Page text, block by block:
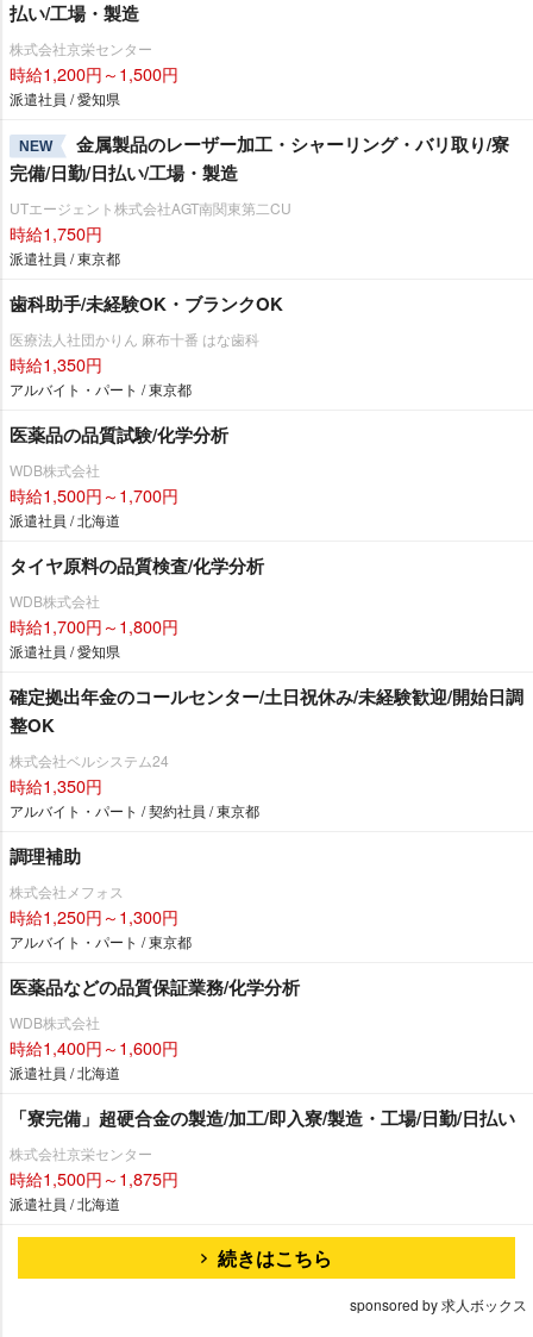
払い/工場・製造
株式会社京栄センター
時給1,200円～1,500円
派遣社員 / 愛知県
NEW
金属製品のレーザー加工・シャーリング・バリ取り/寮
完備/日勤/日払い/工場・製造
UTエージェント株式会社AGT南関東第二CU
時給1,750円
派遣社員 / 東京都
歯科助手/未経験OK・ブランクOK
医療法人社団かりん 麻布十番 はな歯科
時給1,350円
アルバイト・パート / 東京都
医薬品の品質試験/化学分析
WDB株式会社
時給1,500円～1,700円
派遣社員 / 北海道
タイヤ原料の品質検査/化学分析
WDB株式会社
時給1,700円～1,800円
派遣社員 / 愛知県
確定拠出年金のコールセンター/土日祝休み/未経験歓迎/開始日調
整OK
株式会社ベルシステム24
時給1,350円
アルバイト・パート / 契約社員 / 東京都
調理補助
株式会社メフォス
時給1,250円～1,300円
アルバイト・パート / 東京都
医薬品などの品質保証業務/化学分析
WDB株式会社
時給1,400円～1,600円
派遣社員 / 北海道
「寮完備」超硬合金の製造/加工/即入寮/製造・工場/日勤/日払い
株式会社京栄センター
時給1,500円～1,875円
派遣社員 / 北海道
続きはこちら
sponsored by 求人ボックス